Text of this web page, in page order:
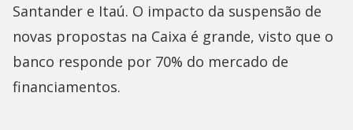
Santander e Itaú. O impacto da suspensão de
novas propostas na Caixa é grande, visto que o
banco responde por 70% do mercado de
financiamentos.